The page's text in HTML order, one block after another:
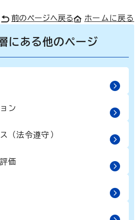
前のページへ戻る ホームに戻る
にある他のページ
ン
（法令遵守）
価